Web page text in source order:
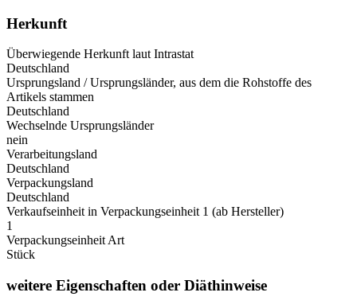
Herkunft
Überwiegende Herkunft laut Intrastat
Deutschland
Ursprungsland / Ursprungsländer, aus dem die Rohstoffe des
Artikels stammen
Deutschland
Wechselnde Ursprungsländer
nein
Verarbeitungsland
Deutschland
Verpackungsland
Deutschland
Verkaufseinheit in Verpackungseinheit 1 (ab Hersteller)
1
Verpackungseinheit Art
Stück
weitere Eigenschaften oder Diäthinweise